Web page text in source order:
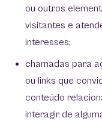
ou outros
visitantes e
interesses;
chamadas para
ou links que
conteúdo
interagir de